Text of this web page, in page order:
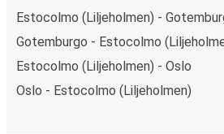
Estocolmo (Liljeholmen) -
Gotemburgo - Estocolmo
Estocolmo (Liljeholmen) - Oslo
Oslo - Estocolmo (Liljeholmen)